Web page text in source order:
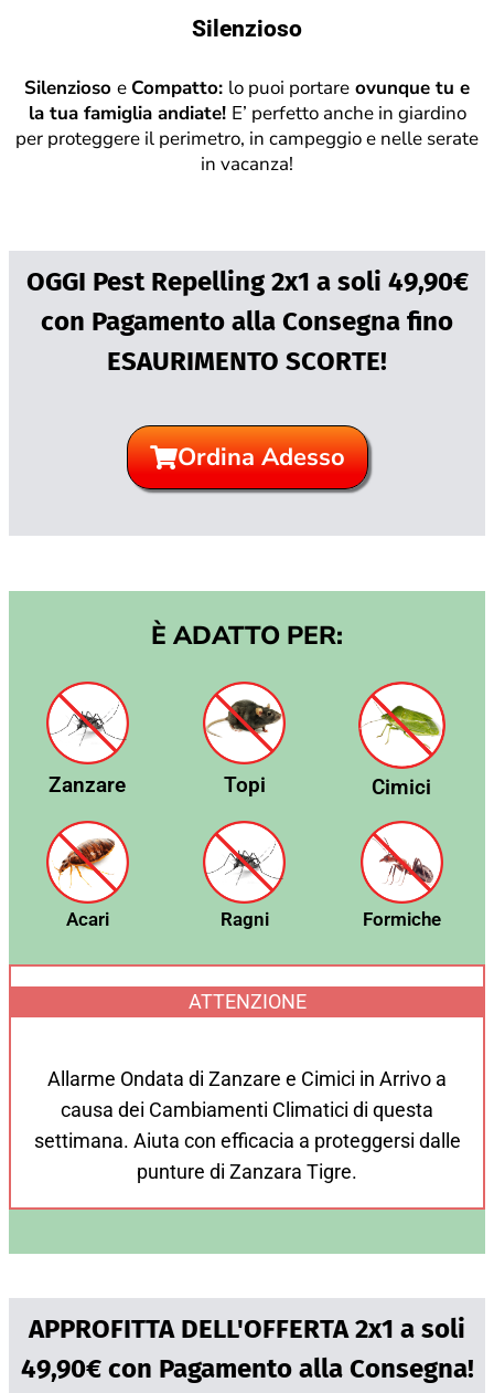
Silenzioso
Silenzioso e Compatto: lo puoi portare ovunque tu e
la tua famiglia andiate! E’ perfetto anche in giardino
per proteggere il perimetro, in campeggio e nelle serate
in vacanza!
OGGI Pest Repelling 2x1 a soli 49,90€
con Pagamento alla Consegna fino
ESAURIMENTO SCORTE!
Ordina Adesso
È ADATTO PER:
Zanzare Topi Cimici
Acari Ragni Formiche
ATTENZIONE
Allarme Ondata di Zanzare e Cimici in Arrivo a
causa dei Cambiamenti Climatici di questa
settimana. Aiuta con efficacia a proteggersi dalle
punture di Zanzara Tigre.
APPROFITTA DELL'OFFERTA 2x1 a soli
49,90€ con Pagamento alla Consegna!